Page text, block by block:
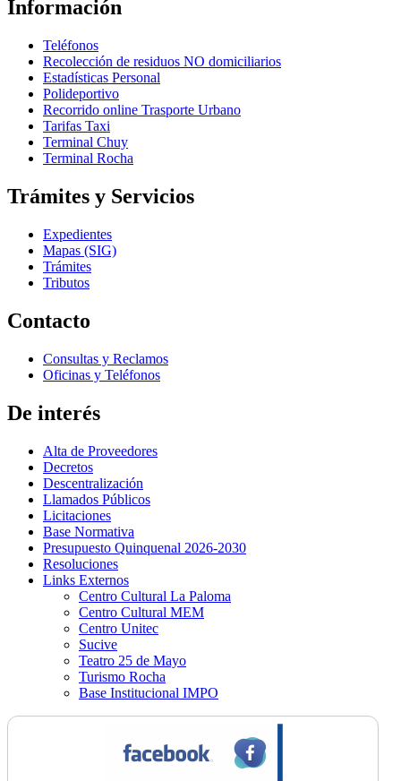
Información
Teléfonos
Recolección de residuos NO domiciliarios
Estadísticas Personal
Polideportivo
Recorrido online Trasporte Urbano
Tarifas Taxi
Terminal Chuy
Terminal Rocha
Trámites y Servicios
Expedientes
Mapas (SIG)
Trámites
Tributos
Contacto
Consultas y Reclamos
Oficinas y Teléfonos
De interés
Alta de Proveedores
Decretos
Descentralización
Llamados Públicos
Licitaciones
Base Normativa
Presupuesto Quinquenal 2026-2030
Resoluciones
Links Externos
Centro Cultural La Paloma
Centro Cultural MEM
Centro Unitec
Sucive
Teatro 25 de Mayo
Turismo Rocha
Base Institucional IMPO